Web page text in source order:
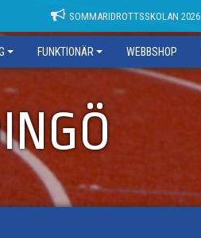
SOMMARIDROTTSSKOLAN 2026
FUNKTIONÄR WEBBSHOP